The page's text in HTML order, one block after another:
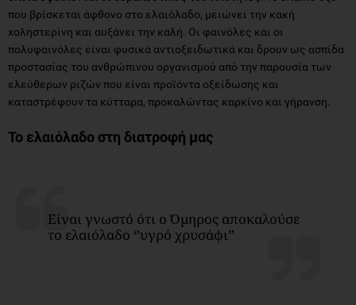
που βρίσκεται άφθονο στο ελαιόλαδο, μειώνει την κακή
χοληστερίνη και αυξάνει την καλή. Οι φαινόλες και οι
πολυφαινόλες είναι φυσικά αντιοξειδωτικά και δρουν ως ασπίδα
προστασίας του ανθρώπινου οργανισμού από την παρουσία των
ελεύθερων ριζών που είναι προϊόντα οξείδωσης και
καταστρέφουν τα κύτταρα, προκαλώντας καρκίνο και γήρανση.
Το ελαιόλαδο στη διατροφή μας
Είναι γνωστό ότι ο Όμηρος αποκαλούσε
το ελαιόλαδο ‘’υγρό χρυσάφι’’